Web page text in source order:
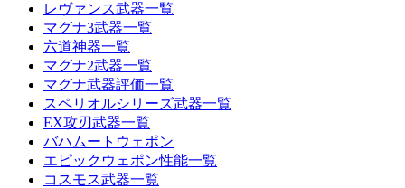
レヴァンス武器一覧
マグナ3武器一覧
六道神器一覧
マグナ2武器一覧
マグナ武器評価一覧
スペリオルシリーズ武器一覧
EX攻刃武器一覧
バハムートウェポン
エピックウェポン性能一覧
コスモス武器一覧